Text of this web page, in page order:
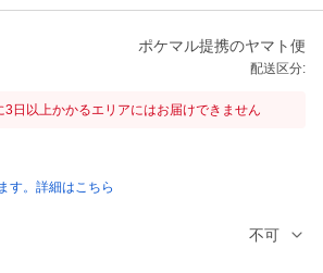
ポケマル提携のヤマト便
配送区分:
日以上かかるエリアにはお届けできません
す。詳細はこちら
不可